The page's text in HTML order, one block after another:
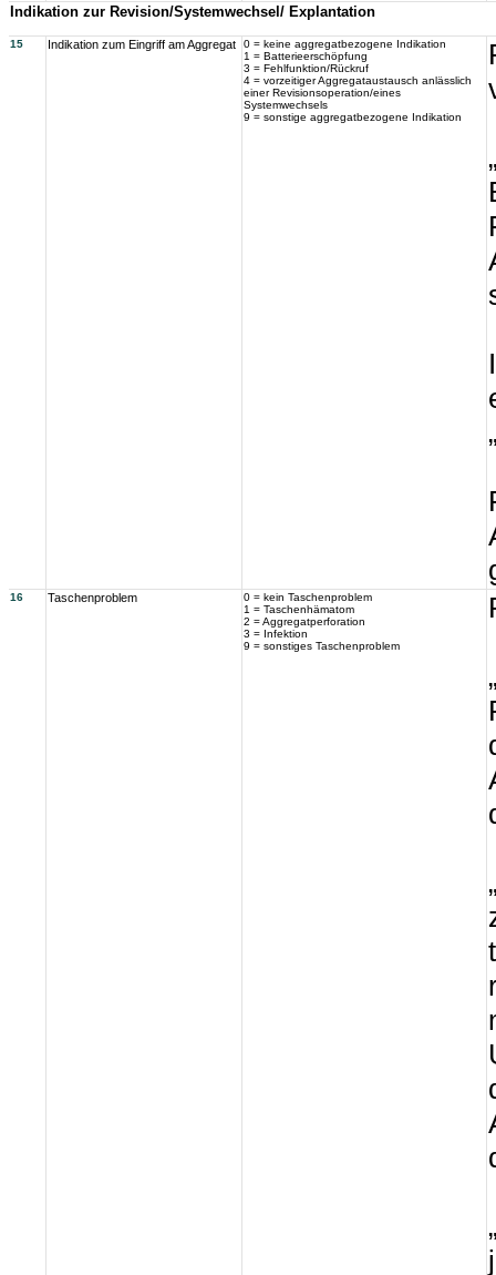
Indikation zur Revision/Systemwechsel/ Explantation
15 Indikation zum Eingriff am Aggregat
0 = keine aggregatbezogene Indikation
1 = Batterieerschöpfung
3 = Fehlfunktion/Rückruf
4 = vorzeitiger Aggregataustausch anlässlich
einer Revisionsoperation/eines
Systemwechsels
9 = sonstige aggregatbezogene Indikation
16 Taschenproblem
0 = kein Taschenproblem
1 = Taschenhämatom
2 = Aggregatperforation
3 = Infektion
9 = sonstiges Taschenproblem